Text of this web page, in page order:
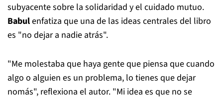
subyacente sobre la solidaridad y el cuidado mutuo.
Babulenfatiza que una de las ideas centrales del libro
es "no dejar a nadie atrás".
"Me molestaba que haya gente que piensa que cuando
algo o alguien es un problema, lo tienes que dejar
nomás", reflexiona el autor. "Mi idea es que no se